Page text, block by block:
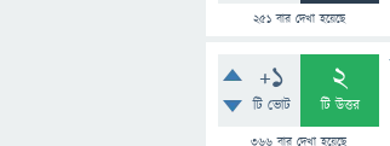
251বার দেখা হয়েছে
+1
টি ভোট
2
টি উত্তর
366 বার দেখা হয়েছে